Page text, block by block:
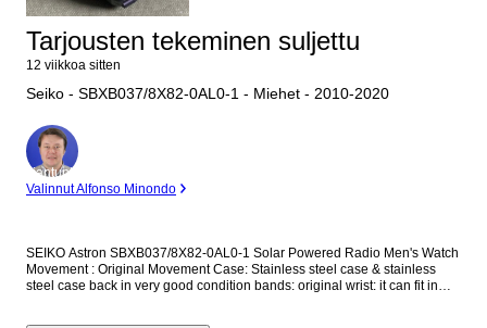
Tarjousten tekeminen suljettu
12 viikkoa sitten
Seiko - SBXB037/8X82-0AL0-1 - Miehet - 2010-2020
asiantuntija
Valinnut Alfonso Minondo
SEIKO Astron SBXB037/8X82-0AL0-1 Solar Powered Radio Men's Watch
Movement : Original Movement Case: Stainless steel case & stainless
steel case back in very good condition bands: original wrist: it can fit in